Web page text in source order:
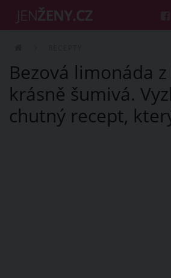
Bezová limonáda
krásně šumivá.
chutný recept,